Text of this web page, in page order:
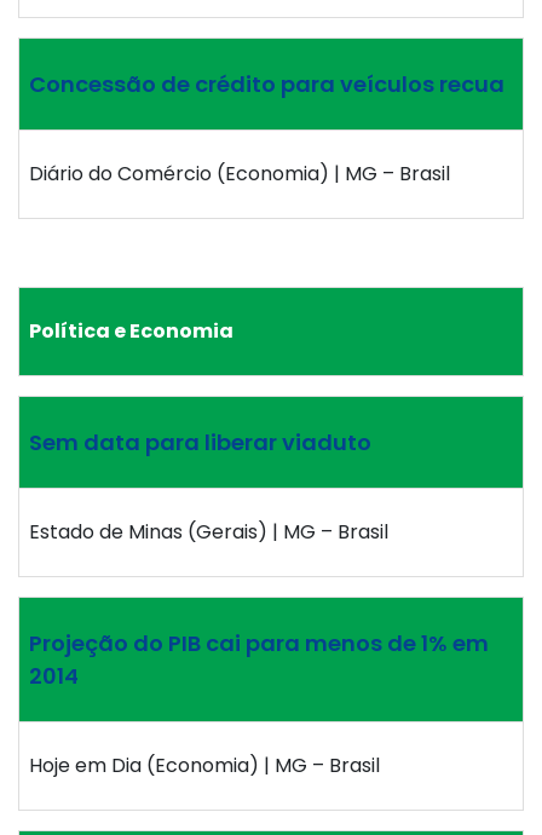
Concessão de crédito para veículos recua
Diário do Comércio (Economia) | MG – Brasil
Política e Economia
Sem data para liberar viaduto
Estado de Minas (Gerais) | MG – Brasil
Projeção do PIB cai para menos de 1% em
2014
Hoje em Dia (Economia) | MG – Brasil